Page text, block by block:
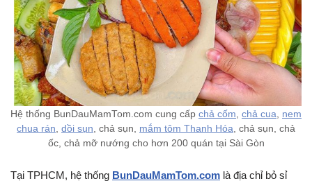
Hệ thống BunDauMamTom.com cung cấp chả cốm chả cua
nem
chua rán dồi sụn , chả sụn, mắm tôm Thanh Hóa , chả sụn, chả
ốc, chả mỡ nướng cho hơn 200 quán tại Sài Gòn
Tại TPHCM, hệ thống BunDauMamTom.com là địa chỉ bỏ sỉ